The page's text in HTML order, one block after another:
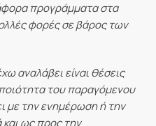
προγράμματα στα
φορές σε βάρος των
αναλάβει είναι θέσεις
του παραγόμενου
με την ενημέρωση ή την
ως προς την